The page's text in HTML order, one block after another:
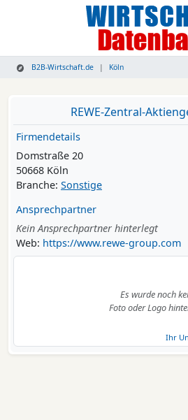
B2B-Wirtschaft.de Köln
REWE-Zentral-
Firmendetails
Domstraße 20
50668 Köln
Branche: Sonstige
Ansprechpartner
Kein Ansprechpartner hinterlegt
Web: https://www.rewe-group.com
Es wurde noch
Foto oder Logo
Ihr